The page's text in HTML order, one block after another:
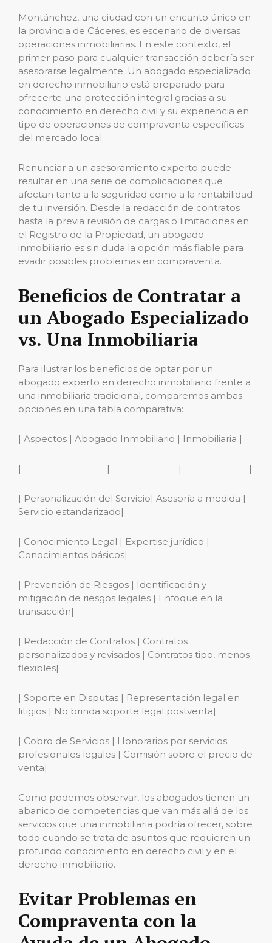
Montánchez, una ciudad con un encanto único en
la provincia de Cáceres, es escenario de diversas
operaciones inmobiliarias. En este contexto, el
primer paso para cualquier transacción debería ser
asesorarse legalmente. Un abogado especializado
en derecho inmobiliario está preparado para
ofrecerte una protección integral gracias a su
conocimiento en derecho civil y su experiencia en
tipo de operaciones de compraventa específicas
del mercado local.
Renunciar a un asesoramiento experto puede
resultar en una serie de complicaciones que
afectan tanto a la seguridad como a la rentabilidad
de tu inversión. Desde la redacción de contratos
hasta la previa revisión de cargas o limitaciones en
el Registro de la Propiedad, un abogado
inmobiliario es sin duda la opción más fiable para
evadir posibles problemas en compraventa.
Beneficios de Contratar a
un Abogado Especializado
vs. Una Inmobiliaria
Para ilustrar los beneficios de optar por un
abogado experto en derecho inmobiliario frente a
una inmobiliaria tradicional, comparemos ambas
opciones en una tabla comparativa:
| Aspectos | Abogado Inmobiliario | Inmobiliaria |
|—————————-|———————–|———————-|
| Personalización del Servicio| Asesoría a medida |
Servicio estandarizado|
| Conocimiento Legal | Expertise jurídico |
Conocimientos básicos|
| Prevención de Riesgos | Identificación y
mitigación de riesgos legales | Enfoque en la
transacción|
| Redacción de Contratos | Contratos
personalizados y revisados | Contratos tipo, menos
flexibles|
| Soporte en Disputas | Representación legal en
litigios | No brinda soporte legal postventa|
| Cobro de Servicios | Honorarios por servicios
profesionales legales | Comisión sobre el precio de
venta|
Como podemos observar, los abogados tienen un
abanico de competencias que van más allá de los
servicios que una inmobiliaria podría ofrecer, sobre
todo cuando se trata de asuntos que requieren un
profundo conocimiento en derecho civil y en el
derecho inmobiliario.
Evitar Problemas en
Compraventa con la